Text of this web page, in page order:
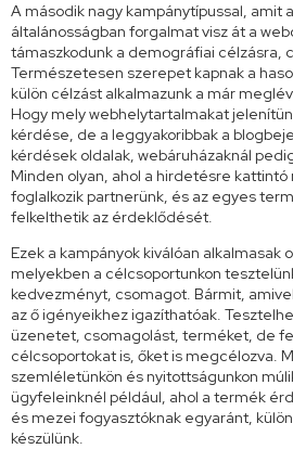
A második nagy kampánytípussal, amit
általánosságban forgalmat visz át a
támaszkodunk a demográfiai célzásra,
Természetesen szerepet kapnak a
külön célzást alkalmazunk a már
Hogy mely webhelytartalmakat
kérdése, de a leggyakoribbak a
kérdések oldalak, webáruházaknál
Minden olyan, ahol a hirdetésre
foglalkozik partnerünk, és az egyes
felkelthetik az érdeklődését.
Ezek a kampányok kiválóan alkalmasak
melyekben a célcsoportunkon
kedvezményt, csomagot. Bármit,
az ő igényeikhez igazíthatóak.
üzenetet, csomagolást, terméket, de
célcsoportokat is, őket is megcélozva.
szemléletünkön és nyitottságunkon
ügyfeleinknél például, ahol a termék
és mezei fogyasztóknak egyaránt,
készülünk.